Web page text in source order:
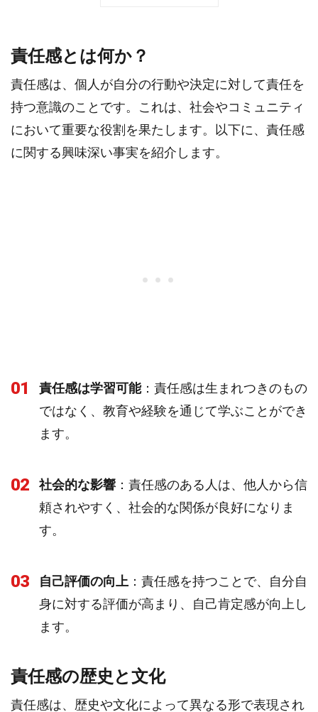
責任感とは何か？
責任感は、個人が自分の行動や決定に対して責任を
持つ意識のことです。これは、社会やコミュニティ
において重要な役割を果たします。以下に、責任感
に関する興味深い事実を紹介します。
01 責任感は学習可能：責任感は生まれつきのもの
ではなく、教育や経験を通じて学ぶことができ
ます。
02 社会的な影響 ：責任感のある人は、他人から信
頼されやすく、社会的な関係が良好になりま
す。
03 自己評価の向上 ：責任感を持つことで、自分自
身に対する評価が高まり、自己肯定感が向上し
ます。
責任感の歴史と文化
責任感は、歴史や文化によって異なる形で表現され